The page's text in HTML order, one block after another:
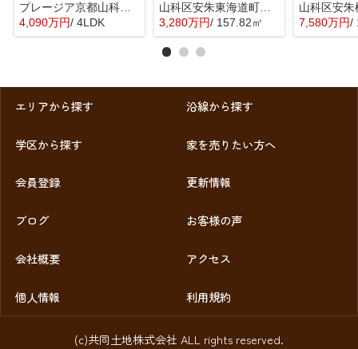
プレージア京都山科東野
4,090万円/ 4LDK
山科区安朱東海道町 売地
3,280万円/ 157.82㎡ 7,580万円/
エリアから探す 沿線から探す
学区から探す 家を売りたい方へ
会員登録 更新情報
ブログ お客様の声
会社概要 アクセス
個人情報 利用規約
(c)共同土地株式会社 ALL rights reserved.